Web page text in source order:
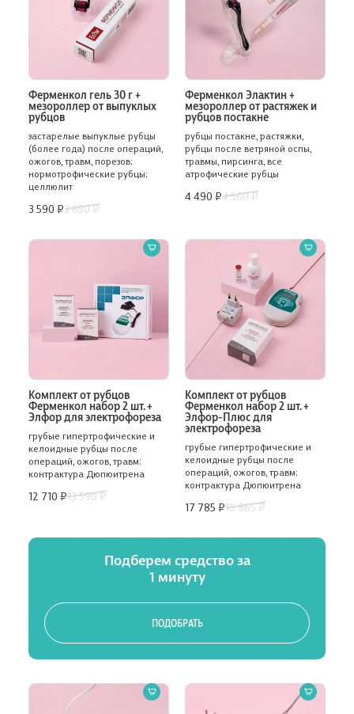
Ферменкол гель 30 г +
мезороллер от выпуклых
рубцов
застарелые выпуклые рубцы
(более года) после операций,
ожогов, травм, порезов;
нормотрофические рубцы;
целлюлит
3 590 ₽3 650 ₽
Ферменкол Элактин +
мезороллер от растяжек и
рубцов постакне
рубцы постакне, растяжки,
рубцы после ветряной оспы,
травмы, пирсинга, все
атрофические рубцы
4 490 ₽4 560 ₽
Комплект от рубцов
Ферменкол набор 2 шт. +
Элфор для электрофореза
грубые гипертрофические и
келоидные рубцы после
операций, ожогов, травм;
контрактура Дюпюитрена
12 710 ₽13 590 ₽
Комплект от рубцов
Ферменкол набор 2 шт. +
Элфор-Плюс для
электрофореза
грубые гипертрофические и
келоидные рубцы после
операций, ожогов, травм;
контрактура Дюпюитрена
17 785 ₽18 865 ₽
Подберем средство за
1 минуту
ПОДОБРАТЬ